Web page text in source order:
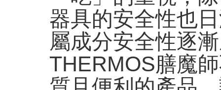
器具的安全性也
屬成分安全性逐
THERMOS膳魔